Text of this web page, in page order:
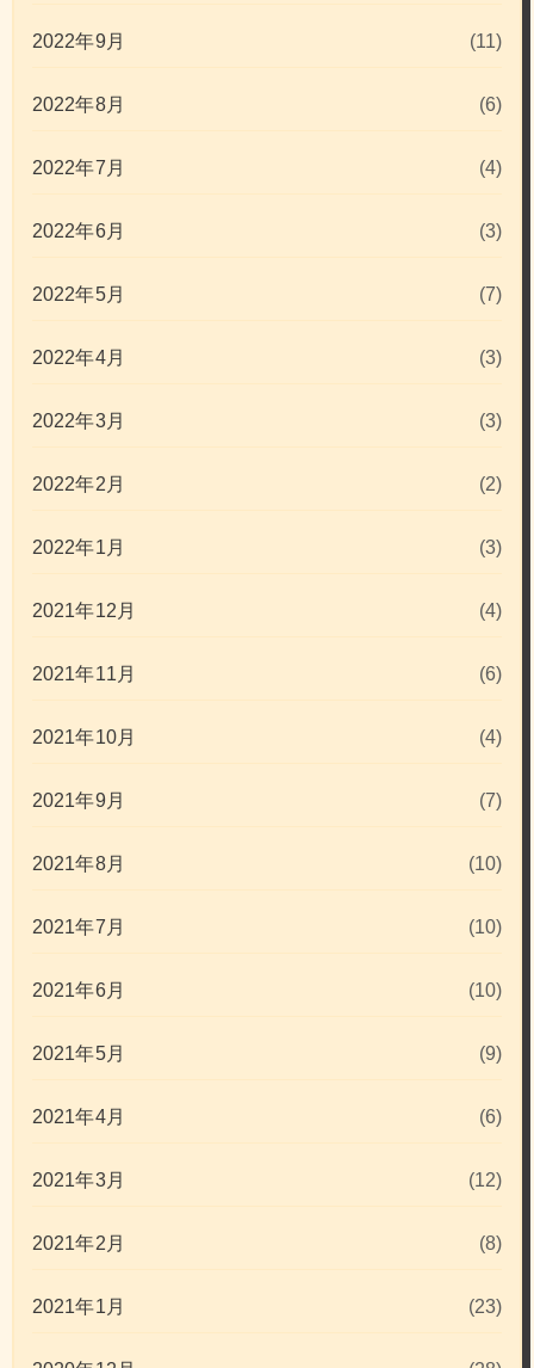
2022年9月 (11)
2022年8月 (6)
2022年7月 (4)
2022年6月 (3)
2022年5月 (7)
2022年4月 (3)
2022年3月 (3)
2022年2月 (2)
2022年1月 (3)
2021年12月 (4)
2021年11月 (6)
2021年10月 (4)
2021年9月 (7)
2021年8月 (10)
2021年7月 (10)
2021年6月 (10)
2021年5月 (9)
2021年4月 (6)
2021年3月 (12)
2021年2月 (8)
2021年1月 (23)